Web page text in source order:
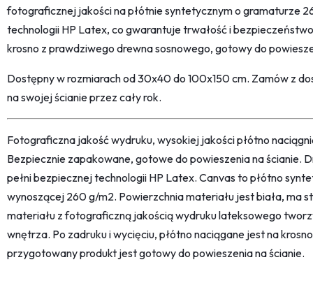
fotograficznej jakości na płótnie syntetycznym o gramaturze
technologii HP Latex, co gwarantuje trwałość i
krosno z prawdziwego drewna sosnowego, gotowy do
Dostępny w rozmiarach od 30x40 do 100x150 cm. Zamów z
na swojej ścianie przez cały rok.
Fotograficzna jakość wydruku, wysokiej jakości płótno
Bezpiecznie zapakowane, gotowe do powieszenia na ścianie.
pełni bezpiecznej technologii HP Latex. Canvas to płótno
wynoszącej 260 g/m2. Powierzchnia materiału jest biała, ma
materiału z fotograficzną jakością wydruku lateksowego
wnętrza. Po zadruku i wycięciu, płótno naciągane jest na
przygotowany produkt jest gotowy do powieszenia na ścianie.